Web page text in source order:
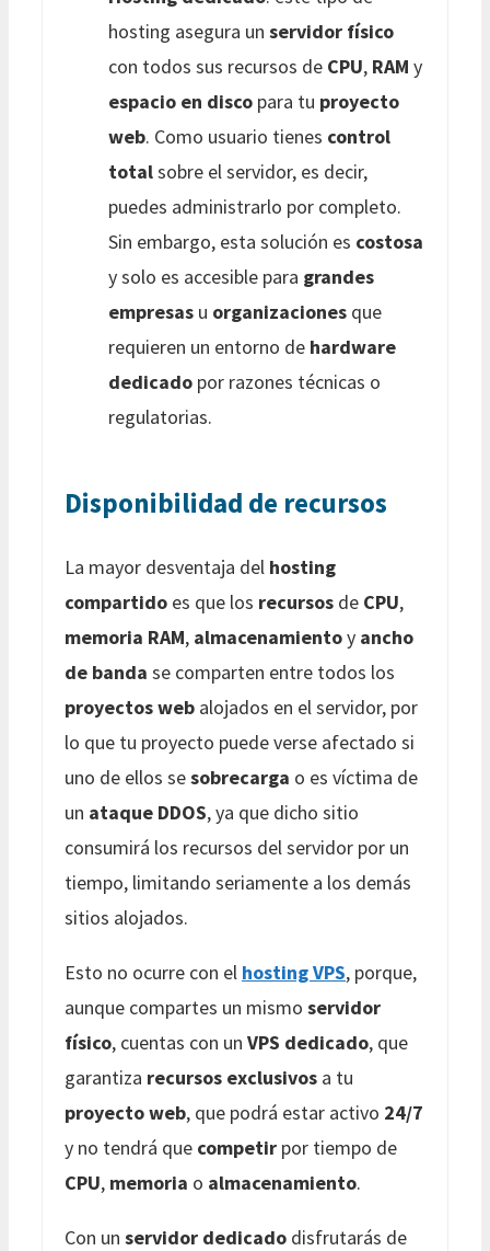
hosting asegura un servidor físico
con todos sus recursos de CPU, RAM y
espacio en disco para tu proyecto
web. Como usuario tienes control
totalsobre el servidor, es decir,
puedes administrarlo por completo.
Sin embargo, esta solución es costosa
y solo es accesible para grandes
empresas u organizaciones que
requieren un entorno de hardware
dedicado por razones técnicas o
regulatorias.
Disponibilidad de recursos
La mayor desventaja del hosting
compartido es que los recursos de CPU,
memoria RAM, almacenamientoy ancho
de banda se comparten entre todos los
proyectos web alojados en el servidor, por
lo que tu proyecto puede verse afectado si
uno de ellos sesobrecarga o es víctima de
un ataque DDOS, ya que dicho sitio
consumirá los recursos del servidor por un
tiempo, limitando seriamente a los demás
sitios alojados.
Esto no ocurre con el hosting VPS, porque,
aunque compartes un mismo servidor
físico, cuentas con un VPS dedicado, que
garantiza recursos exclusivos a tu
proyecto web, que podrá estar activo 24/7
y no tendrá que competir por tiempo de
CPU, memoria o almacenamiento.
Con un servidor dedicado disfrutarás de